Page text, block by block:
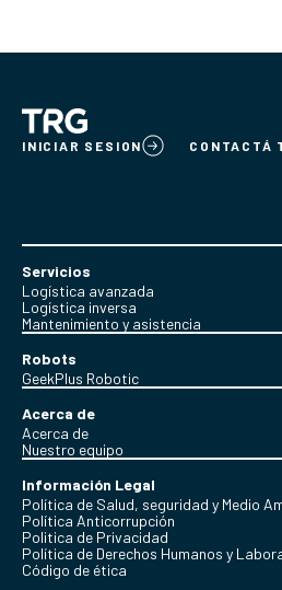
INICIAR SESION CONTACTÁ
Servicios
Logística avanzada
Logística inversa
Mantenimiento y asistencia
Robots
GeekPlus Robotic
Acerca de
Acerca de
Nuestro equipo
Información Legal
Política de Salud, seguridad y Medio
Política Anticorrupción
Politica de Privacidad
Política de Derechos Humanos y
Código de ética